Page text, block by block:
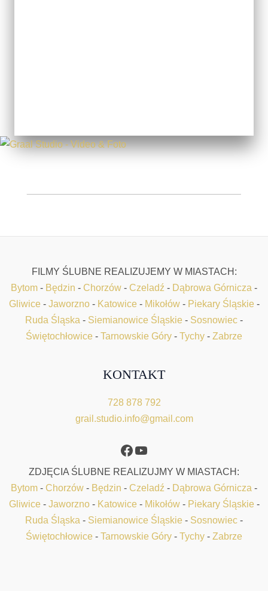
FILMY ŚLUBNE REALIZUJEMY W MIASTACH:
Bytom - Będzin - Chorzów - Czeladź - Dąbrowa Górnicza -
Gliwice- Jaworzno- Katowice- Mikołów- Piekary Śląskie-
Ruda Śląska - Siemianowice Śląskie - Sosnowiec -
Świętochłowice - Tarnowskie Góry - Tychy - Zabrze
KONTAKT
728 878 792
grail.studio.info@gmail.com
Facebook
YouTube
ZDJĘCIA ŚLUBNE REALIZUJMY W MIASTACH:
Bytom - Chorzów - Będzin - Czeladź - Dąbrowa Górnicza -
Gliwice- Jaworzno- Katowice- Mikołów- Piekary Śląskie-
Ruda Śląska - Siemianowice Śląskie - Sosnowiec -
Świętochłowice - Tarnowskie Góry - Tychy - Zabrze